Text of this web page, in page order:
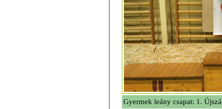
Gyermek leány csapat: 1.